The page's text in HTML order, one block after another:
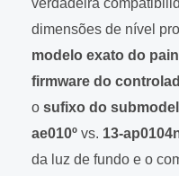
dimensões de nível
modelo exato do
firmware do
o sufixo do
ae010º vs. 13-
da luz de fundo e o